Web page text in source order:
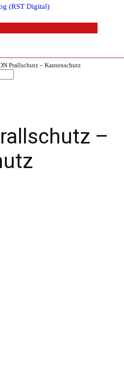
(RST Digital)
Prallschutz – Kantenschutz
–